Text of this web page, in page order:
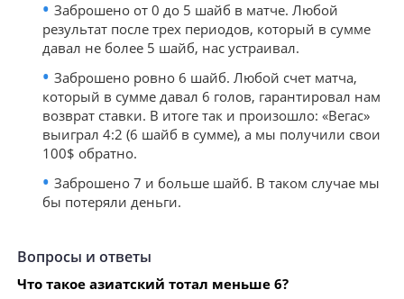
Заброшено от 0 до 5 шайб в матче. Любой
результат после трех периодов, который в сумме
давал не более 5 шайб, нас устраивал.
Заброшено ровно 6 шайб. Любой счет матча,
который в сумме давал 6 голов, гарантировал нам
возврат ставки. В итоге так и произошло: «Вегас»
выиграл 4:2 (6 шайб в сумме), а мы получили свои
100$ обратно.
Заброшено 7 и больше шайб. В таком случае мы
бы потеряли деньги.
Вопросы и ответы
Что такое азиатский тотал меньше 6?